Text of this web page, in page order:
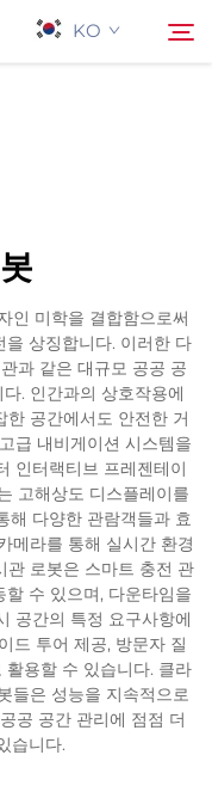
KO
인 미학을 결합함으로써
상징합니다. 이러한 다
과 같은 대규모 공공 공
. 인간과의 상호작용에
공간에서도 안전한 거
급 내비게이션 시스템을
인터랙티브 프레젠테이
고해상도 디스플레이를
해 다양한 관람객들과 효
메라를 통해 실시간 환경
관 로봇은 스마트 충전 관
수 있으며, 다운타임을
공간의 특정 요구사항에
드 투어 제공, 방문자 질
용할 수 있습니다. 클라
들은 성능을 지속적으로
공 공간 관리에 점점 더
습니다.